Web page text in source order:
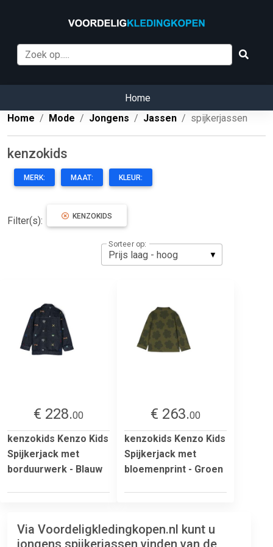
Home
Home
Mode Jongens Jassen spijkerjassen
kenzokids
MERK: MAAT: KLEUR:
Filter(s): KENZOKIDS
Sorteer op:
€ 228.00
kenzokids Kenzo Kids
Spijkerjack met
borduurwerk - Blauw
€ 263.00
kenzokids Kenzo Kids
Spijkerjack met
bloemenprint - Groen
Via Voordeligkledingkopen.nl kunt u
jongens spijkerjassen vinden van de